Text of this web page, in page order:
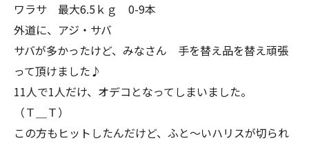
ワラサ 最大6.5ｋｇ 0-9本
外道に、アジ・サバ
サバが多かったけど、みなさん 手を替え品を替え頑張
って頂けました♪
11人で1人だけ、オデコとなってしまいました。
（Ｔ＿Ｔ）
この方もヒットしたんだけど、ふと～いハリスが切られ